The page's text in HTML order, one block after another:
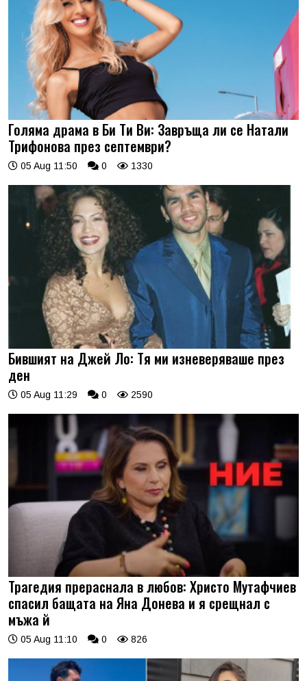
Голяма драма в Би Ти Ви: Завръща ли се Натали
Трифонова през септември?
05 Aug 11:50 0 1330
Бившият на Джей Ло: Тя ми изневеряваше през
ден
05 Aug 11:29 0 2590
Трагедия прераснала в любов: Христо Мутафчиев
спасил бащата на Яна Донева и я срещнал с
мъжа й
05 Aug 11:10 0 826